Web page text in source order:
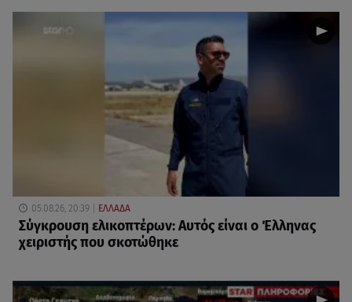
05.08.26, 20:39 ΕΛΛΑΔΑ
Σύγκρουση ελικοπτέρων: Αυτός είναι ο Έλληνας
χειριστής που σκοτώθηκε